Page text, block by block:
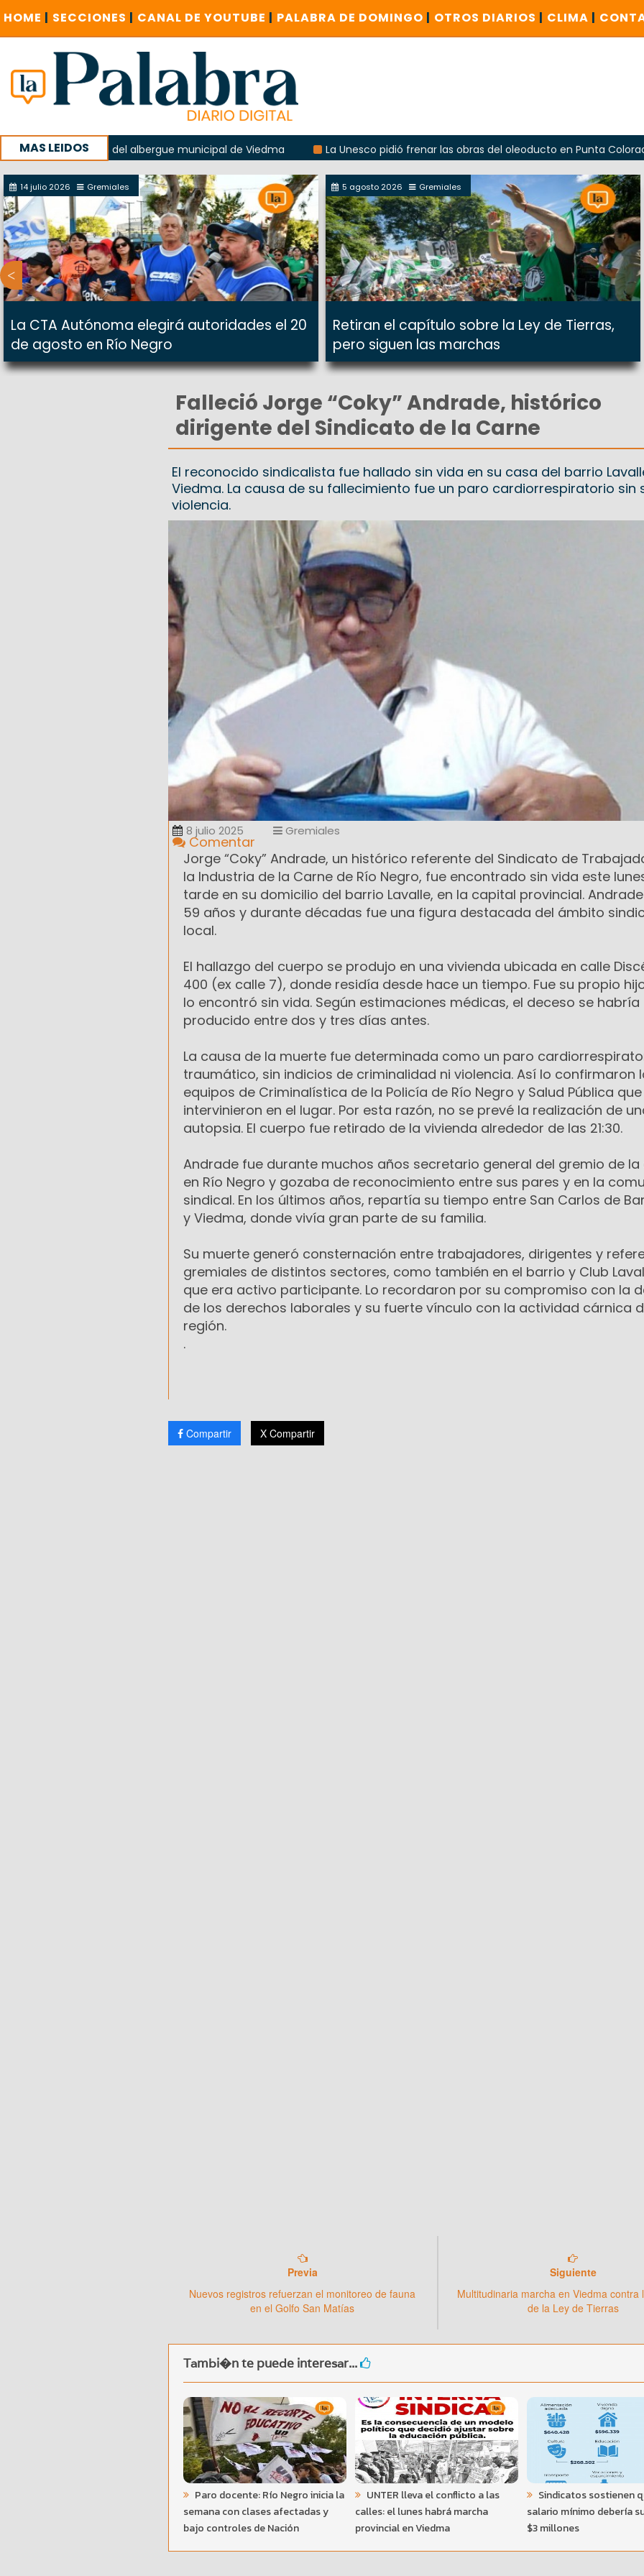
HOME | SECCIONES | CANAL DE YOUTUBE | PALABRA DE DOMINGO | OTROS DIARIOS | CLIMA |
MAS LEIDOS
explosión del albergue municipal de Viedma La Unesco pidió frenar las obras del oleoducto en Punta Colorada
con un encuentro provincial en Roca
14 julio 2026 Gremiales
La CTA Autónoma elegirá autoridades el 20
de agosto en Río Negro
5 agosto 2026 Gremiales
Retiran el capítulo sobre la Ley de Tierras,
pero siguen las marchas
Falleció Jorge “Coky” Andrade, histórico
dirigente del Sindicato de la Carne
El reconocido sindicalista fue hallado sin vida en su casa del barrio
Viedma. La causa de su fallecimiento fue un paro cardiorrespiratorio sin
violencia.
8 julio 2025 Gremiales
Comentar
Jorge “Coky” Andrade, un histórico referente del Sindicato de
la Industria de la Carne de Río Negro, fue encontrado sin vida este
tarde en su domicilio del barrio Lavalle, en la capital provincial.
59 años y durante décadas fue una figura destacada del ámbito
local.
El hallazgo del cuerpo se produjo en una vivienda ubicada en calle
400 (ex calle 7), donde residía desde hace un tiempo. Fue su propio
lo encontró sin vida. Según estimaciones médicas, el deceso se habría
producido entre dos y tres días antes.
La causa de la muerte fue determinada como un paro
traumático, sin indicios de criminalidad ni violencia. Así lo confirmaron
equipos de Criminalística de la Policía de Río Negro y Salud Pública que
intervinieron en el lugar. Por esta razón, no se prevé la realización de
autopsia. El cuerpo fue retirado de la vivienda alrededor de las 21:30.
Andrade fue durante muchos años secretario general del gremio de la
en Río Negro y gozaba de reconocimiento entre sus pares y en la
sindical. En los últimos años, repartía su tiempo entre San Carlos de
y Viedma, donde vivía gran parte de su familia.
Su muerte generó consternación entre trabajadores, dirigentes y
gremiales de distintos sectores, como también en el barrio y Club
que era activo participante. Lo recordaron por su compromiso con la
de los derechos laborales y su fuerte vínculo con la actividad cárnica
región.
.
Compartir X Compartir
Previa
Nuevos registros refuerzan el monitoreo de fauna
en el Golfo San Matías
Siguiente
Multitudinaria marcha en Viedma contra
de la Ley de Tierras
Tambi�n te puede interesar...
Paro docente: Río Negro inicia la
semana con clases afectadas y
bajo controles de Nación
UNTER lleva el conflicto a las
calles: el lunes habrá marcha
provincial en Viedma
Sindicatos sostienen
salario mínimo debería
$3 millones